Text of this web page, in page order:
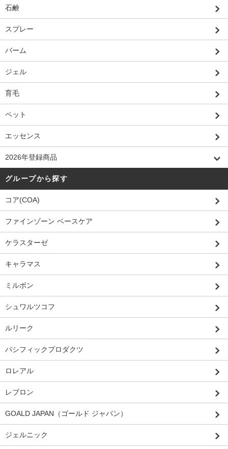
石鹸
スプレー
バーム
ジェル
育毛
ペット
エッセンス
2026年登録商品
グループから探す
コア(COA)
ファインゾーン ベースケア
ケラスターゼ
キャラマス
ミルボン
シュワルツコフ
ルリーク
パシフィックプロダクツ
ロレアル
レブロン
GOALD JAPAN（ゴールド ジャパン）
ジェルニック